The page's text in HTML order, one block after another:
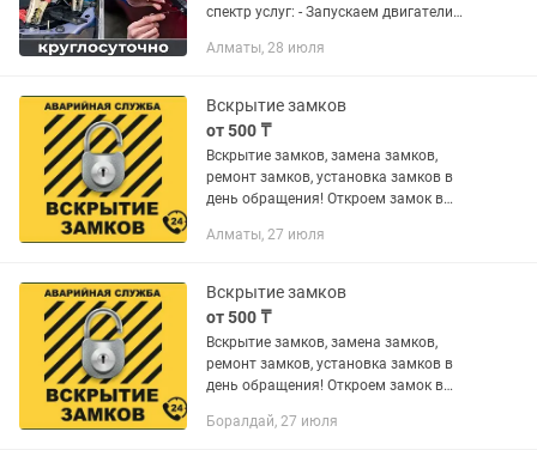
спектр услуг: - Запускаем двигатели
Как говорится в народе "прикурим"
Алматы, 28 июля
Вскрытие замков
от 500 ₸
Вскрытие замков, замена замков,
ремонт замков, установка замков в
день обращения! Откроем замок в
офисе! Сохраним целостность двери и
Алматы, 27 июля
Вскрытие замков
от 500 ₸
Вскрытие замков, замена замков,
ремонт замков, установка замков в
день обращения! Откроем замок в
офисе! Сохраним целостность двери и
Боралдай, 27 июля